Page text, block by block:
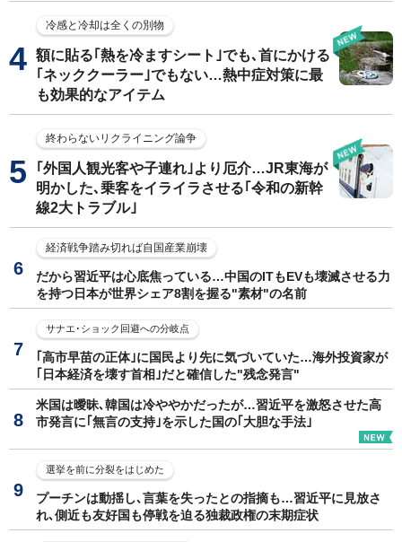
冷感と冷却は全くの別物
額に貼る｢熱を冷ますシート｣でも､首にかける
｢ネッククーラー｣でもない…熱中症対策に最
も効果的なアイテム
終わらないリクライニング論争
｢外国人観光客や子連れ｣より厄介…JR東海が
明かした､乗客をイライラさせる｢令和の新幹
線2大トラブル｣
経済戦争踏み切れば自国産業崩壊
だから習近平は心底焦っている…中国のITもEVも壊滅させる力
を持つ日本が世界シェア8割を握る"素材"の名前
サナエ･ショック回避への分岐点
｢高市早苗の正体｣に国民より先に気づいていた…海外投資家が
｢日本経済を壊す首相｣だと確信した"残念発言"
米国は曖昧､韓国は冷ややかだったが…習近平を激怒させた高
市発言に｢無言の支持｣を示した国の｢大胆な手法｣
選挙を前に分裂をはじめた
プーチンは動揺し､言葉を失ったとの指摘も…習近平に見放さ
れ､側近も友好国も停戦を迫る独裁政権の末期症状